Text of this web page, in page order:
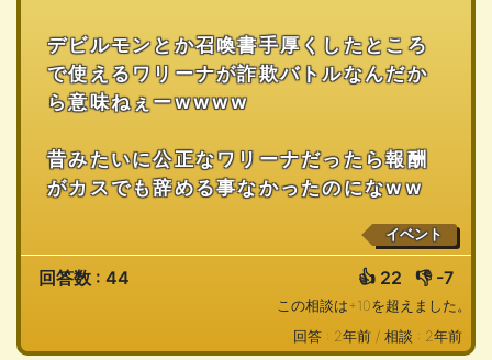
デビルモンとか召喚書手厚くしたところ
で使えるワリーナが詐欺バトルなんだか
ら意味ねぇーwwww
昔みたいに公正なワリーナだったら報酬
がカスでも辞める事なかったのになww
イベント
回答数 : 44 👍 22 👎 -7
この相談は+10を超えました。
回答 : 2年前 / 相談 : 2年前